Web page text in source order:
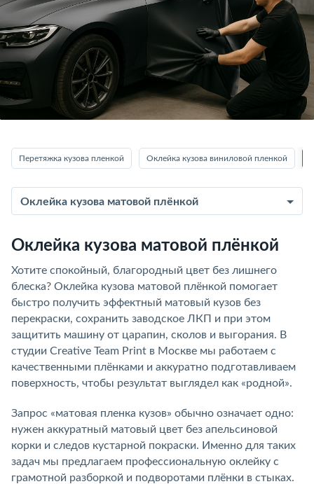
Перетяжка кузова пленкой Оклейка кузова виниловой пленкой
Оклейка кузова матовой плёнкой
Оклейка кузова матовой плёнкой
Хотите спокойный, благородный цвет без лишнего
блеска? Оклейка кузова матовой плёнкой помогает
быстро получить эффектный матовый кузов без
перекраски, сохранить заводское ЛКП и при этом
защитить машину от царапин, сколов и выгорания. В
студии Creative Team Print в Москве мы работаем с
качественными плёнками и аккуратно подготавливаем
поверхность, чтобы результат выглядел как «родной».
Запрос «матовая пленка кузов» обычно означает одно:
нужен аккуратный матовый цвет без апельсиновой
корки и следов кустарной покраски. Именно для таких
задач мы предлагаем профессиональную оклейку с
грамотной разборкой и подворотами плёнки в стыках.